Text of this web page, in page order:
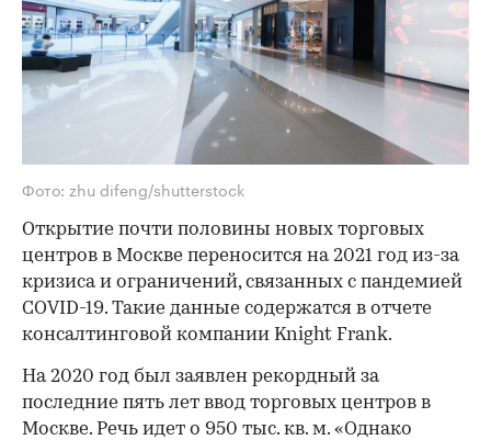
Фото: zhu difeng/shutterstock
Открытие почти половины новых торговых
центров в Москве переносится на 2021 год из-за
кризиса и ограничений, связанных с пандемией
COVID-19. Такие данные содержатся в отчете
консалтинговой компании Knight Frank.
На 2020 год был заявлен рекордный за
последние пять лет ввод торговых центров в
Москве. Речь идет о 950 тыс. кв. м. «Однако